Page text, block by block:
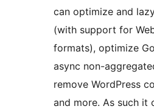
can optimize and
(with support for
formats), optimize
async non-
remove WordPress
and more. As such it